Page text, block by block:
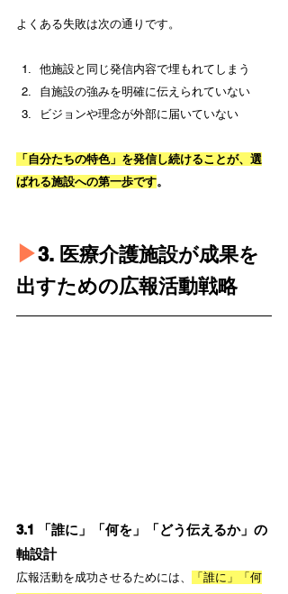
よくある失敗は次の通りです。
他施設と同じ発信内容で埋もれてしまう
自施設の強みを明確に伝えられていない
ビジョンや理念が外部に届いていない
「自分たちの特色」を発信し続けることが、選
ばれる施設への第一歩です。
▶︎3. 医療介護施設が成果を
出すための広報活動戦略
3.1 「誰に」「何を」「どう伝えるか」の
軸設計
広報活動を成功させるためには、
「誰に」「何